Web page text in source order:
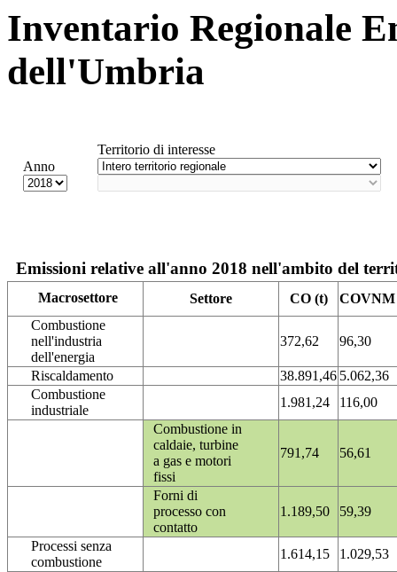
Inventario Regionale
dell'Umbria
Anno
Territorio di interesse
Emissioni relative all'anno 2018 nell'ambito del
Macrosettore Settore CO (t)
COVNM
Combustione
nell'industria
dell'energia
372,62 96,30
Riscaldamento 38.891,46 5.062,36
Combustione
industriale
1.981,24
116,00
Combustione in
caldaie, turbine
a gas e motori
fissi
791,74 56,61
Forni di
processo con
contatto
1.189,50 59,39
Processi senza
combustione
1.614,15
1.029,53